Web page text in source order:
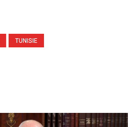
TUNISIE